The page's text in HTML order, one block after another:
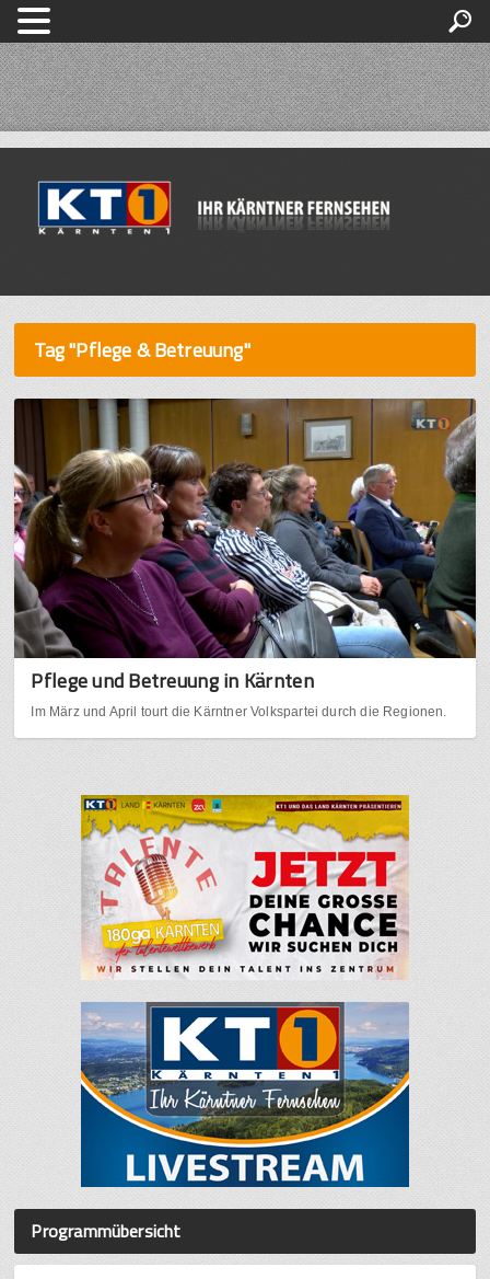
Tag "Pflege & Betreuung"
Pflege und Betreuung in Kärnten
Im März und April tourt die Kärntner Volkspartei durch die Regionen.
Programmübersicht